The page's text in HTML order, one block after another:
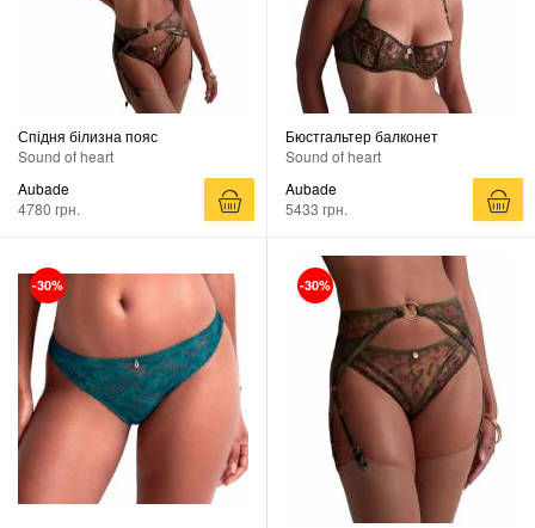
Спідня білизна пояс
Sound of heart
Aubade
4780 грн.
Бюстгальтер балконет
Sound of heart
Aubade
5433 грн.
-30% -30%